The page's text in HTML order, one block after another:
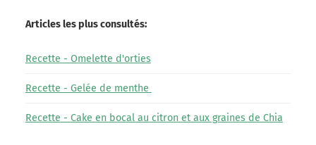
Articles les plus consultés:
Recette - Omelette d'orties
Recette - Gelée de menthe
Recette - Cake en bocal au citron et aux graines de Chia